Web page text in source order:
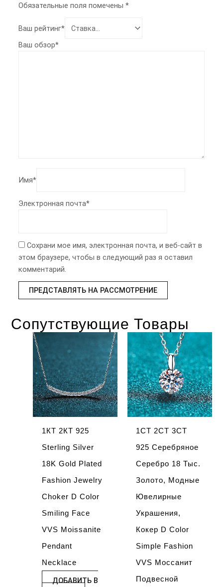
Обязательные поля помечены*
Ваш рейтинг*
Ваш обзор*
Имя*
Электронная почта*
Сохрани мое имя, электронная почта, и веб-сайт в
этом браузере, чтобы в следующий раз я оставил
комментарий.
Сопутствующие Товары
1КТ 2КТ 925
Sterling Silver
18K Gold Plated
Fashion Jewelry
Choker D Color
Smiling Face
VVS Moissanite
Pendant
Necklace
ДОБАВИТЬ В
1CT 2CT 3CT
925 Серебряное
Серебро 18 Тыс.
Золото, Модные
Ювелирные
Украшения,
Кокер D Color
Simple Fashion
VVS Моссанит
Подвесной